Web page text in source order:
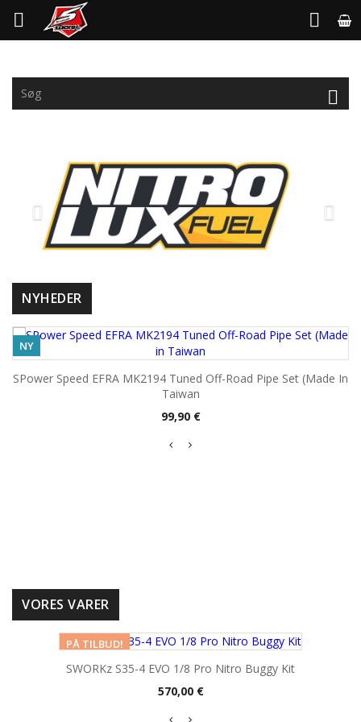
 

 
NYHEDER
NY
SPower Speed EFRA MK2194 Tuned Off-Road Pipe Set (Made In
Taiwan
Pris
99,90 €
VORES VARER
PÅ TILBUD!
SWORKz S35-4 EVO 1/8 Pro Nitro Buggy Kit
Pris
570,00 €